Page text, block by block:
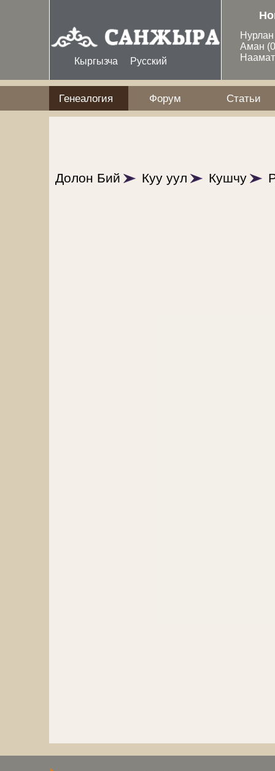
Кыргызча Русский
Аман
Генеалогия Форум Статьи
Долон Бий Куу уул Кушчу